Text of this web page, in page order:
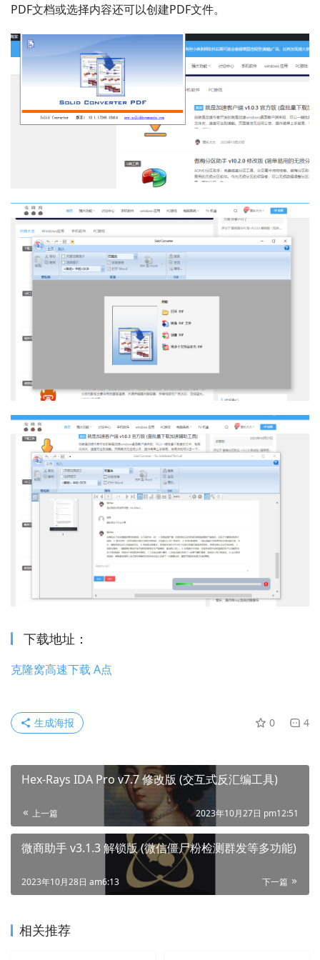
PDF文档或选择内容还可以创建PDF文件。
下载地址：
克隆窝高速下载 A点
0 4
生成海报
Hex-Rays IDA Pro v7.7 修改版 (交互式反汇编工具)
上一篇 2023年10月27日 pm12:51
微商助手 v3.1.3 解锁版 (微信僵尸粉检测群发等多功能)
下一篇
2023年10月28日 am6:13
相关推荐